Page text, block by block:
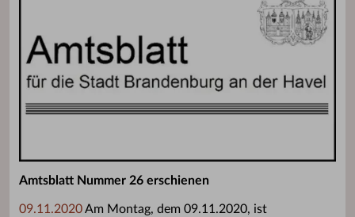
Amtsblatt Nummer 26 erschienen
09.11.2020Am Montag, dem 09.11.2020, ist